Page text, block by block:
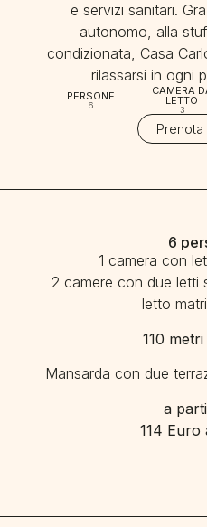
e servizi sanitari.
autonomo, alla
condizionata, Casa
rilassarsi in ogni
PERSONE
6
CAMERA
LETTO
3
Prenota
6
1 camera con
2 camere con due letti
letto
110
Mansarda con due
a
114 Euro